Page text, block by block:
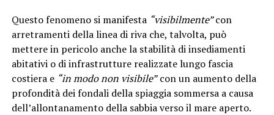
Questo fenomeno si manifesta “visibilmente”con
arretramenti della linea di riva che, talvolta, può
mettere in pericolo anche la stabilità di insediamenti
abitativi o di infrastrutture realizzate lungo fascia
costiera e “in modo non visibile”con un aumento della
profondità dei fondali della spiaggia sommersa a causa
dell’allontanamento della sabbia verso il mare aperto.